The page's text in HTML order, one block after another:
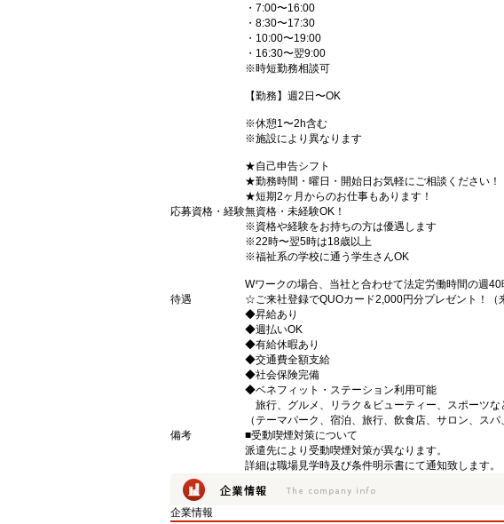
・7:00〜16:00
・8:30〜17:30
・10:00〜19:00
・16:30〜翌9:00
※時短勤務相談可
【勤務】週2日〜OK
※休憩1〜2h含む
※施設により異なります
★自己申告シフト
★勤務時間・曜日・開始日お気軽にご相談ください！
★短期2ヶ月からのお仕事もあります！
応募資格・経験無資格・未経験OK！
※資格や経験をお持ちの方は優遇します
※22時〜翌5時は18歳以上
※福祉系の学校に通う学生さんOK
Wワークの場合、当社と合わせて法定労働時間の週
待遇
☆ご来社登録でQUOカード2,000円分プレゼント！（
◆昇給あり
◆週払いOK
◆有給休暇あり
◆交通費全額支給
◆社会保険完備
◆ベネフィット・ステーション利用可能
旅行、グルメ、リラク＆ビューティー、スポーツな
（テーマパーク、宿泊、旅行、飲食店、サロン、スパ
備考
■受動喫煙対策について
派遣先により受動喫煙対策が異なります。
詳細は職場見学時及び条件明示書にて通知致します。
企業情報